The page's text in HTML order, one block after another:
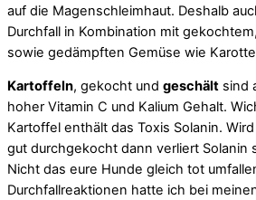
auf die Magenschleimhaut. Deshalb
Durchfall in Kombination mit
sowie gedämpften Gemüse wie
Kartoffeln, gekocht und geschält sind
hoher Vitamin C und Kalium Gehalt.
Kartoffel enthält das Toxis Solanin.
gut durchgekocht dann verliert Solanin
Nicht das eure Hunde gleich tot
Durchfallreaktionen hatte ich bei